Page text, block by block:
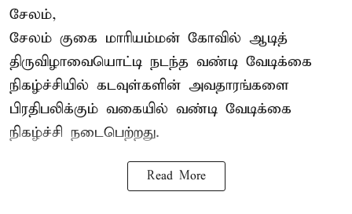
சேலம்,
சேலம் குகை மாரியம்மன் கோவில் ஆடித்
திருவிழாவையொட்டி நடந்த வண்டி வேடிக்கை
நிகழ்ச்சியில் கடவுள்களின் அவதாரங்களை
பிரதிபலிக்கும் வகையில் வண்டி வேடிக்கை
நிகழ்ச்சி நடைபெற்றது.
Read More